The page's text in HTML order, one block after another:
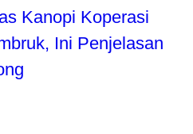
Kanopi Koperasi
Ini Penjelasan